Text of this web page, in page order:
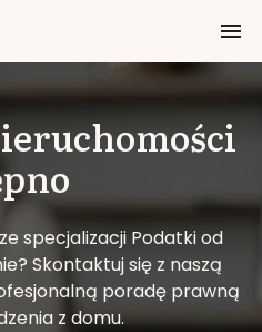
specjalizacji Podatki od
Skontaktuj się z naszą
poradę prawną
z domu.